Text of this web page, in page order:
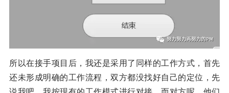
所以在接手项目后，我还是采用了同样的工作方式，首先
还未形成明确的工作流程，双方都没找好自己的定位，先